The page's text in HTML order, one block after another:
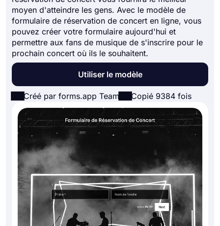
moyen d'atteindre les gens. Avec le modèle de
formulaire de réservation de concert en ligne, vous
pouvez créer votre formulaire aujourd'hui et
permettre aux fans de musique de s'inscrire pour le
prochain concert où ils le souhaitent.
Utiliser le modèle
Créé par forms.app Team Copié 9384 fois